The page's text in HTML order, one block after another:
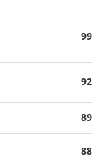
99
92
89
88